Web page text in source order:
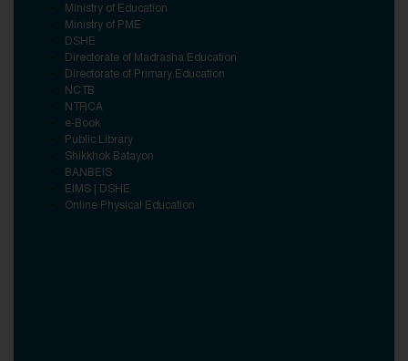
Ministry of Education
Ministry of PME
DSHE
Directorate of Madrasha Education
Directorate of Primary Education
NCTB
NTRCA
e-Book
Public Library
Shikkhok Batayon
BANBEIS
EIMS | DSHE
Online Physical Education